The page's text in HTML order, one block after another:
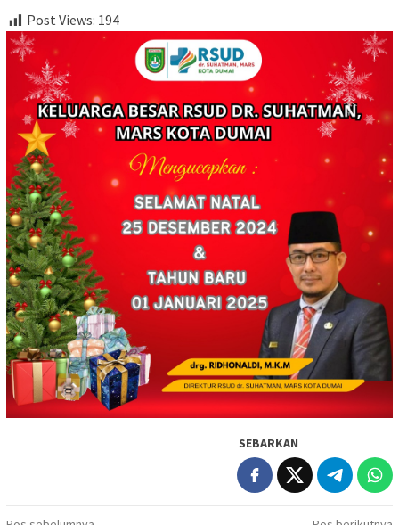
Post Views: 194
SEBARKAN